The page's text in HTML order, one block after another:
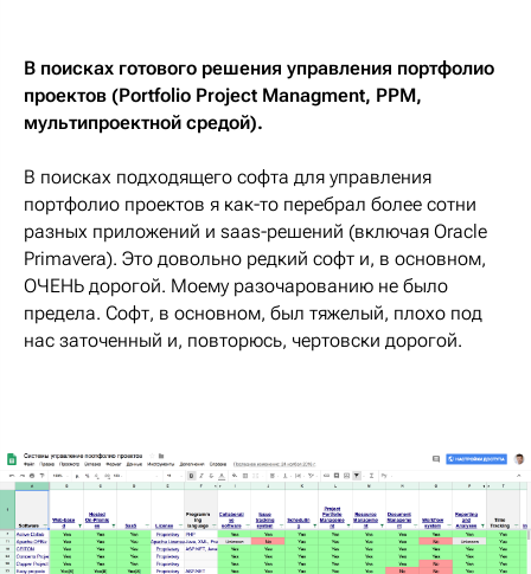
В поисках готового решения управления портфолио
проектов (Portfolio Project Managment, PPM,
мультипроектной средой).
В поисках подходящего софта для управления
портфолио проектов я как-то перебрал более сотни
разных приложений и saas-решений (включая Oracle
Primavera). Это довольно редкий софт и, в основном,
ОЧЕНЬ дорогой. Моему разочарованию не было
предела. Софт, в основном, был тяжелый, плохо под
нас заточенный и, повторюсь, чертовски дорогой.